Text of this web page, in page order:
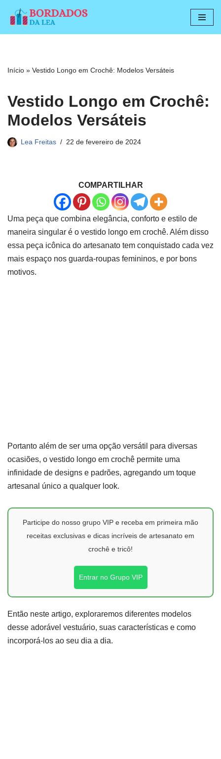
Pular
conteúdo
Início » Vestido Longo em Crochê: Modelos Versáteis
Vestido Longo em Crochê:
Modelos Versáteis
Lea Freitas 22 de fevereiro de 2024
COMPARTILHAR
Uma peça que combina elegância, conforto e estilo de
maneira singular é o vestido longo em crochê. Além disso
essa peça icônica do artesanato tem conquistado cada vez
mais espaço nos guarda-roupas femininos, e por bons
motivos.
Portanto além de ser uma opção versátil para diversas
ocasiões, o vestido longo em crochê permite uma
infinidade de designs e padrões, agregando um toque
artesanal único a qualquer look.
Participe do nosso grupo VIP e receba em primeira mão
receitas exclusivas e dicas incríveis de artesanato em
crochê e tricô!
Entrar no Grupo VIP
Então neste artigo, exploraremos diferentes modelos
desse adorável vestuário, suas características e como
incorporá-los ao seu dia a dia.